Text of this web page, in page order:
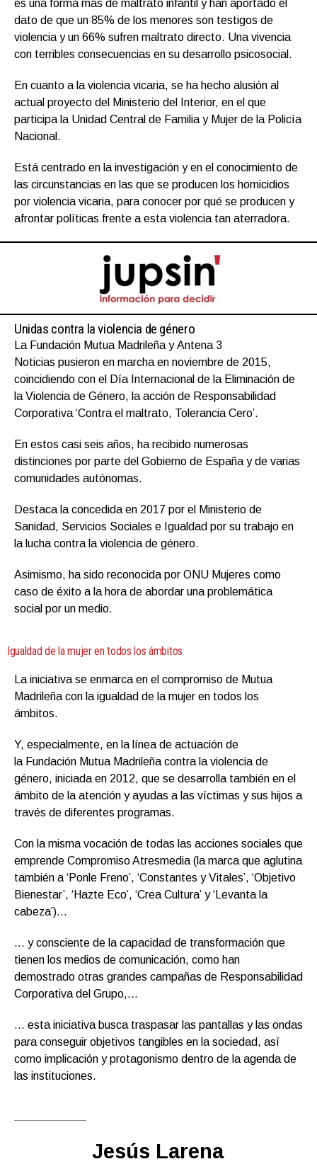
es una forma más de maltrato infantil y han aportado el
dato de que un 85% de los menores son testigos de
violencia y un 66% sufren maltrato directo. Una vivencia
con terribles consecuencias en su desarrollo psicosocial.
En cuanto a la violencia vicaria, se ha hecho alusión al
actual proyecto del Ministerio del Interior, en el que
participa la Unidad Central de Familia y Mujer de la Policía
Nacional.
Está centrado en la investigación y en el conocimiento de
las circunstancias en las que se producen los homicidios
por violencia vicaria, para conocer por qué se producen y
afrontar políticas frente a esta violencia tan aterradora.
Unidas contra la violencia de género
La Fundación Mutua Madrileña y Antena 3
Noticias pusieron en marcha en noviembre de 2015,
coincidiendo con el Día Internacional de la Eliminación de
la Violencia de Género, la acción de Responsabilidad
Corporativa ‘Contra el maltrato, Tolerancia Cero’.
En estos casi seis años, ha recibido numerosas
distinciones por parte del Gobierno de España y de varias
comunidades autónomas.
Destaca la concedida en 2017 por el Ministerio de
Sanidad, Servicios Sociales e Igualdad por su trabajo en
la lucha contra la violencia de género.
Asimismo, ha sido reconocida por ONU Mujeres como
caso de éxito a la hora de abordar una problemática
social por un medio.
Igualdad de la mujer en todos los ámbitos
La iniciativa se enmarca en el compromiso de Mutua
Madrileña con la igualdad de la mujer en todos los
ámbitos.
Y, especialmente, en la línea de actuación de
la Fundación Mutua Madrileña contra la violencia de
género, iniciada en 2012, que se desarrolla también en el
ámbito de la atención y ayudas a las víctimas y sus hijos a
través de diferentes programas.
Con la misma vocación de todas las acciones sociales que
emprende Compromiso Atresmedia (la marca que aglutina
también a ‘Ponle Freno’, ‘Constantes y Vitales’, ‘Objetivo
Bienestar’, ‘Hazte Eco’, ‘Crea Cultura’ y ‘Levanta la
cabeza’)…
… y consciente de la capacidad de transformación que
tienen los medios de comunicación, como han
demostrado otras grandes campañas de Responsabilidad
Corporativa del Grupo,…
… esta iniciativa busca traspasar las pantallas y las ondas
para conseguir objetivos tangibles en la sociedad, así
como implicación y protagonismo dentro de la agenda de
las instituciones.
Jesús Larena